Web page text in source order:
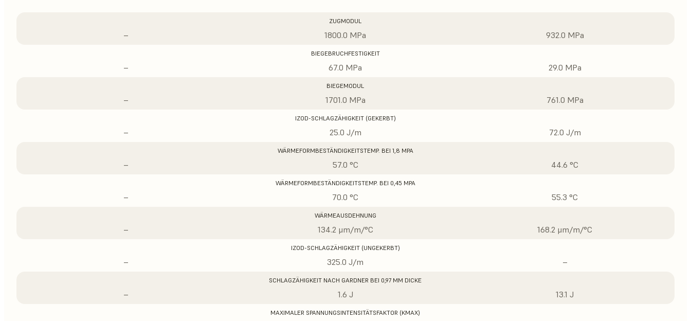
ZUGMODUL
– 1800.0 MPa 932.0 MPa
BIEGEBRUCHFESTIGKEIT
– 67.0 MPa 29.0 MPa
BIEGEMODUL
– 1701.0 MPa 761.0 MPa
IZOD-SCHLAGZÄHIGKEIT (GEKERBT)
– 25.0 J/m 72.0 J/m
WÄRMEFORMBESTÄNDIGKEITSTEMP. BEI 1,8 MPA
– 57.0 °C 44.6 °C
WÄRMEFORMBESTÄNDIGKEITSTEMP. BEI 0,45 MPA
– 70.0 °C 55.3 °C
WÄRMEAUSDEHNUNG
– 134.2 μm/m/°C 168.2 μm/m/°C
IZOD-SCHLAGZÄHIGKEIT (UNGEKERBT)
– 325.0 J/m –
SCHLAGZÄHIGKEIT NACH GARDNER BEI 0,97 MM DICKE
– 1.6 J 13.1 J
MAXIMALER SPANNUNGSINTENSITÄTSFAKTOR (KMAX)